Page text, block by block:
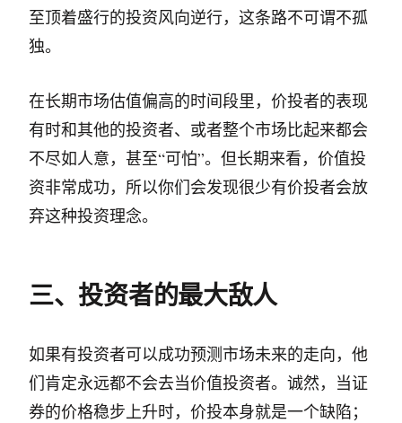
至顶着盛行的投资风向逆行，这条路不可谓不孤
独。
在长期市场估值偏高的时间段里，价投者的表现
有时和其他的投资者、或者整个市场比起来都会
不尽如人意，甚至“可怕”。但长期来看，价值投
资非常成功，所以你们会发现很少有价投者会放
弃这种投资理念。
三、投资者的最大敌人
如果有投资者可以成功预测市场未来的走向，他
们肯定永远都不会去当价值投资者。诚然，当证
券的价格稳步上升时，价投本身就是一个缺陷；